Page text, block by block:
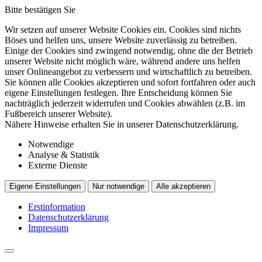
Bitte bestätigen Sie
Wir setzen auf unserer Website Cookies ein. Cookies sind nichts
Böses und helfen uns, unsere Website zuverlässig zu betreiben.
Einige der Cookies sind zwingend notwendig, ohne die der Betrieb
unserer Website nicht möglich wäre, während andere uns helfen
unser Onlineangebot zu verbessern und wirtschaftlich zu betreiben.
Sie können alle Cookies akzeptieren und sofort fortfahren oder auch
eigene Einstellungen festlegen. Ihre Entscheidung können Sie
nachträglich jederzeit widerrufen und Cookies abwählen (z.B. im
Fußbereich unserer Website).
Nähere Hinweise erhalten Sie in unserer Datenschutzerklärung.
Notwendige
Analyse & Statistik
Externe Dienste
Eigene Einstellungen Nur notwendige Alle akzeptieren
Erstinformation
Datenschutzerklärung
Impressum